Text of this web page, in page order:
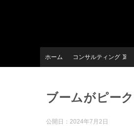
ホーム コンサルティング
ブームがピー
公開日： 2024年7月2日